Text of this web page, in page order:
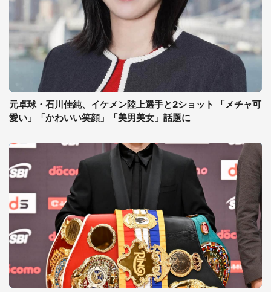
元卓球・石川佳純、イケメン陸上選手と2ショット 「メチャ可
愛い」「かわいい笑顔」「美男美女」話題に